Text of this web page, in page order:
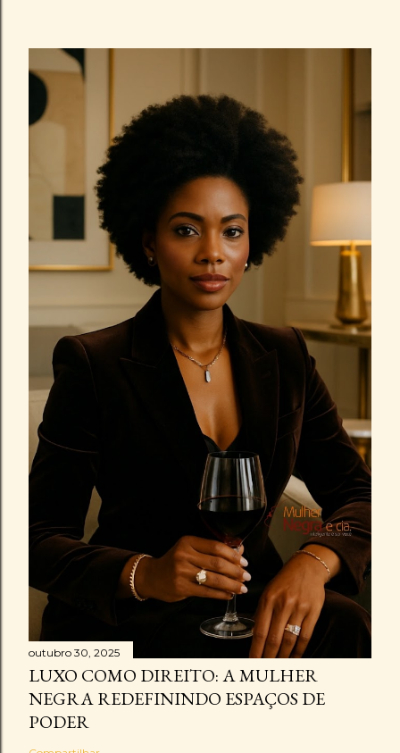
outubro 30, 2025
LUXO COMO DIREITO: A MULHER
NEGRA REDEFININDO ESPAÇOS DE
PODER